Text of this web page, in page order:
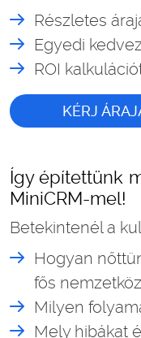
Részletes
Egyedi
ROI
KÉRJ
Így építettünk
MiniCRM-mel!
Betekintenél a
Hogyan
fős
Milyen
Mely hibákat